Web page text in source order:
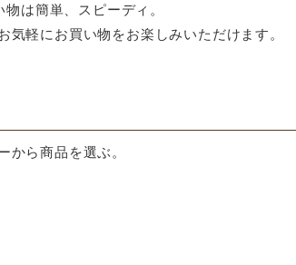
は簡単、スピーディ。
気軽にお買い物をお楽しみいただけます。
から商品を選ぶ。